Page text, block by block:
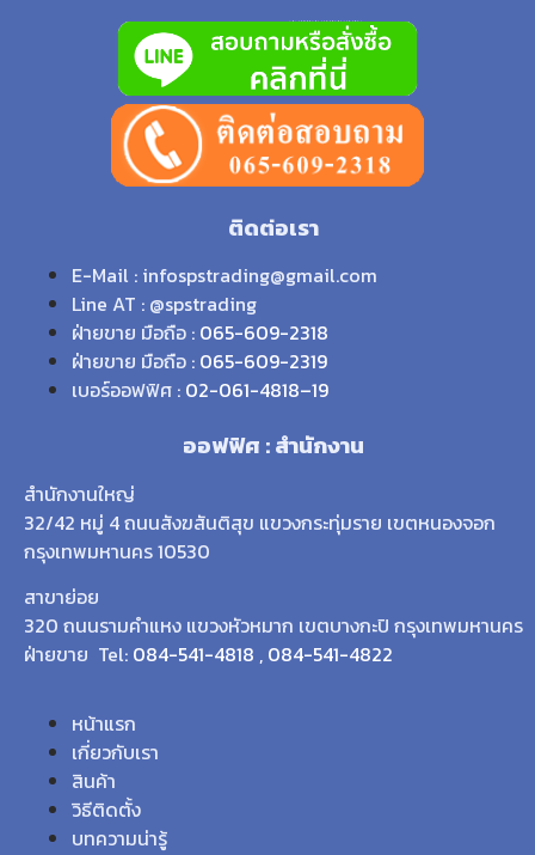
ติดต่อเรา
E-Mail : infospstrading@gmail.com
Line AT : @spstrading
ฝ่ายขาย มือถือ : 065-609-2318
ฝ่ายขาย มือถือ : 065-609-2319
เบอร์ออฟฟิศ : 02-061-4818–19
ออฟฟิศ : สำนักงาน
สำนักงานใหญ่
32/42 หมู่ 4 ถนนสังฆสันติสุข แขวงกระทุ่มราย เขตหนองจอก
กรุงเทพมหานคร 10530
สาขาย่อย
320 ถนนรามคำแหง แขวงหัวหมาก เขตบางกะปิ กรุงเทพมหานคร
ฝ่ายขาย Tel: 084-541-4818 , 084-541-4822
หน้าแรก
เกี่ยวกับเรา
สินค้า
วิธีติดตั้ง
บทความน่ารู้